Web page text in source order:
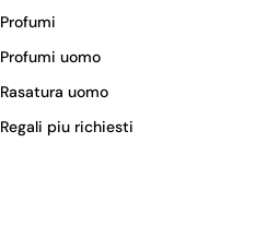
Profumi
Profumi uomo
Rasatura uomo
Regali piu richiesti